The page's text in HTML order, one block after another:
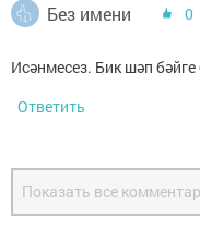
Без имени 0
Исәнмесез. Бик шәп
Ответить
Показать все